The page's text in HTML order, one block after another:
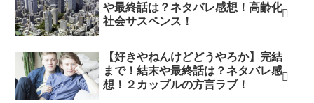
や最終話は？ネタバレ感想！高齢化
社会サスペンス！
【好きやねんけどどうやろか】完結
まで！結末や最終話は？ネタバレ感
想！２カップルの方言ラブ！